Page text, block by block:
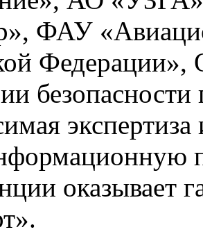
ФАУ
оказывает